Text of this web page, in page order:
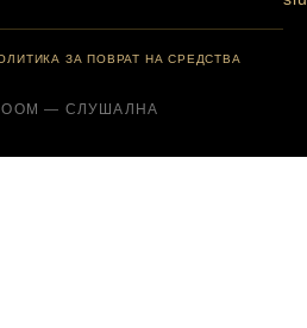
— СЛУШАЛНА
ЗА ПОВРАТ НА СРЕДСТВА